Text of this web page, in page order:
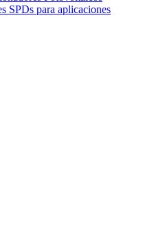
SPDs para aplicaciones